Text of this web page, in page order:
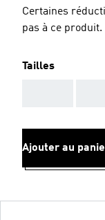
Certaines
pas à ce produit.
Tailles
Ajouter au